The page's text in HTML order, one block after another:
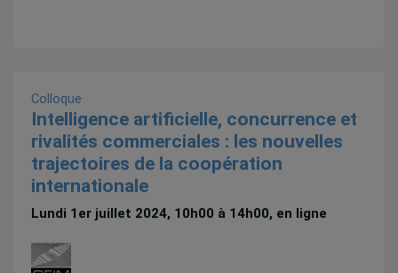
Colloque
Intelligence artificielle, concurrence et
rivalités commerciales : les nouvelles
trajectoires de la coopération
internationale
Lundi 1er juillet 2024, 10h00 à 14h00, en ligne